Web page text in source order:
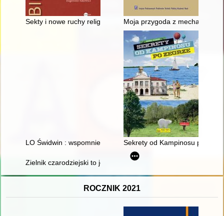
Sekty i nowe ruchy religijne (2005-2024) : materiały do
Moja przygoda z mechaniką :
LO Świdwin : wspomnienia absolwentów : rocznik 1975
Sekrety od Kampinosu po
Zielnik czarodziejski to jest Zbiór przesądów o roślinach
ROCZNIK 2021